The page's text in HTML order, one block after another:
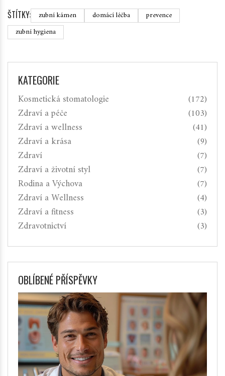
ŠTÍTKY: zubní kámen domácí léčba
prevence
zubní hygiena
KATEGORIE
Kosmetická stomatologie (172)
Zdraví a péče (103)
Zdraví a wellness (41)
Zdraví a krása (9)
Zdraví (7)
Zdraví a životní styl (7)
Rodina a Výchova (7)
Zdraví a Wellness (4)
Zdraví a fitness (3)
Zdravotnictví (3)
OBLÍBENÉ PŘÍSPĚVKY